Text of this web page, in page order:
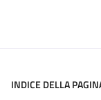
INDICE DELLA